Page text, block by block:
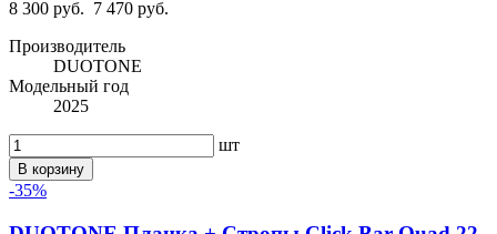
8 300 руб. 7 470 руб.
Производитель
DUOTONE
Модельный год
2025
шт
В корзину
-35%